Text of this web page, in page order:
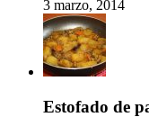
3 marzo, 2014
Estofado de